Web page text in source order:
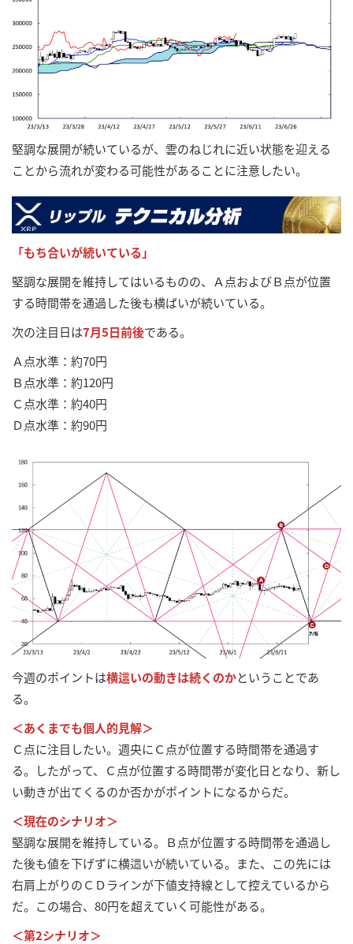
堅調な展開が続いているが、雲のねじれに近い状態を迎える
ことから流れが変わる可能性があることに注意したい。
「もち合いが続いている」
堅調な展開を維持してはいるものの、Ａ点およびＢ点が位置
する時間帯を通過した後も横ばいが続いている。
次の注目日は7月5日前後である。
Ａ点水準：約70円
Ｂ点水準：約120円
Ｃ点水準：約40円
Ｄ点水準：約90円
今週のポイントは横這いの動きは続くのかということであ
る。
＜あくまでも個人的見解＞
Ｃ点に注目したい。週央にＣ点が位置する時間帯を通過す
る。したがって、Ｃ点が位置する時間帯が変化日となり、新し
い動きが出てくるのか否かがポイントになるからだ。
＜現在のシナリオ＞
堅調な展開を維持している。Ｂ点が位置する時間帯を通過し
た後も値を下げずに横這いが続いている。また、この先には
右肩上がりのＣＤラインが下値支持線として控えているから
だ。この場合、80円を超えていく可能性がある。
＜第2シナリオ＞